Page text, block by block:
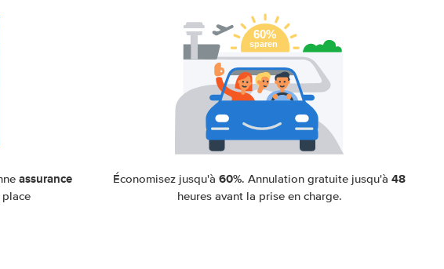
assurance Économisez jusqu'à60%. Annulation gratuite jusqu'à48
heures avant la prise en charge.